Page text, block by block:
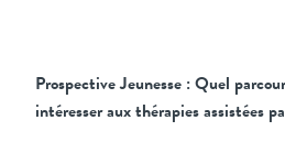
Prospective Jeunesse : Quel
intéresser aux thérapies assistées